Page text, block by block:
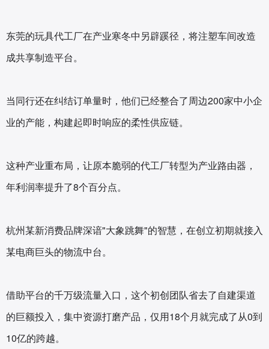
东莞的玩具代工厂在产业寒冬中另辟蹊径，将注塑车间改造
成共享制造平台。
当同行还在纠结订单量时，他们已经整合了周边200家中小企
业的产能，构建起即时响应的柔性供应链。
这种产业重布局，让原本脆弱的代工厂转型为产业路由器，
年利润率提升了8个百分点。
杭州某新消费品牌深谙"大象跳舞"的智慧，在创立初期就接入
某电商巨头的物流中台。
借助平台的千万级流量入口，这个初创团队省去了自建渠道
的巨额投入，集中资源打磨产品，仅用18个月就完成了从0到
10亿的跨越。